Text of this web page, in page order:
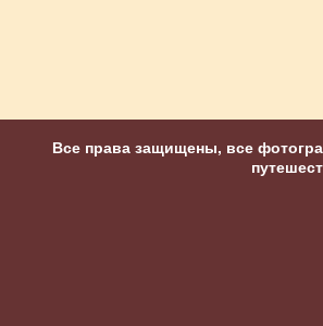
Все права защищены, все